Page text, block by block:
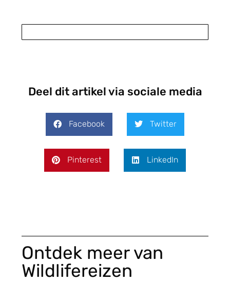
Deel dit artikel via sociale media
Facebook Twitter
Pinterest LinkedIn
Ontdek meer van
Wildlifereizen